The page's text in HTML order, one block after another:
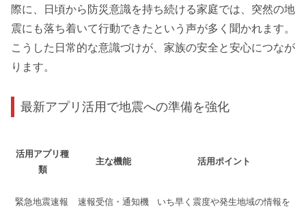
際に、日頃から防災意識を持ち続ける家庭では、突然の地
震にも落ち着いて行動できたという声が多く聞かれます。
こうした日常的な意識づけが、家族の安全と安心につなが
ります。
最新アプリ活用で地震への準備を強化
活用アプリ種
類
主な機能 活用ポイント
緊急地震速報
速報受信・通知機
いち早く震度や発生地域の情報を